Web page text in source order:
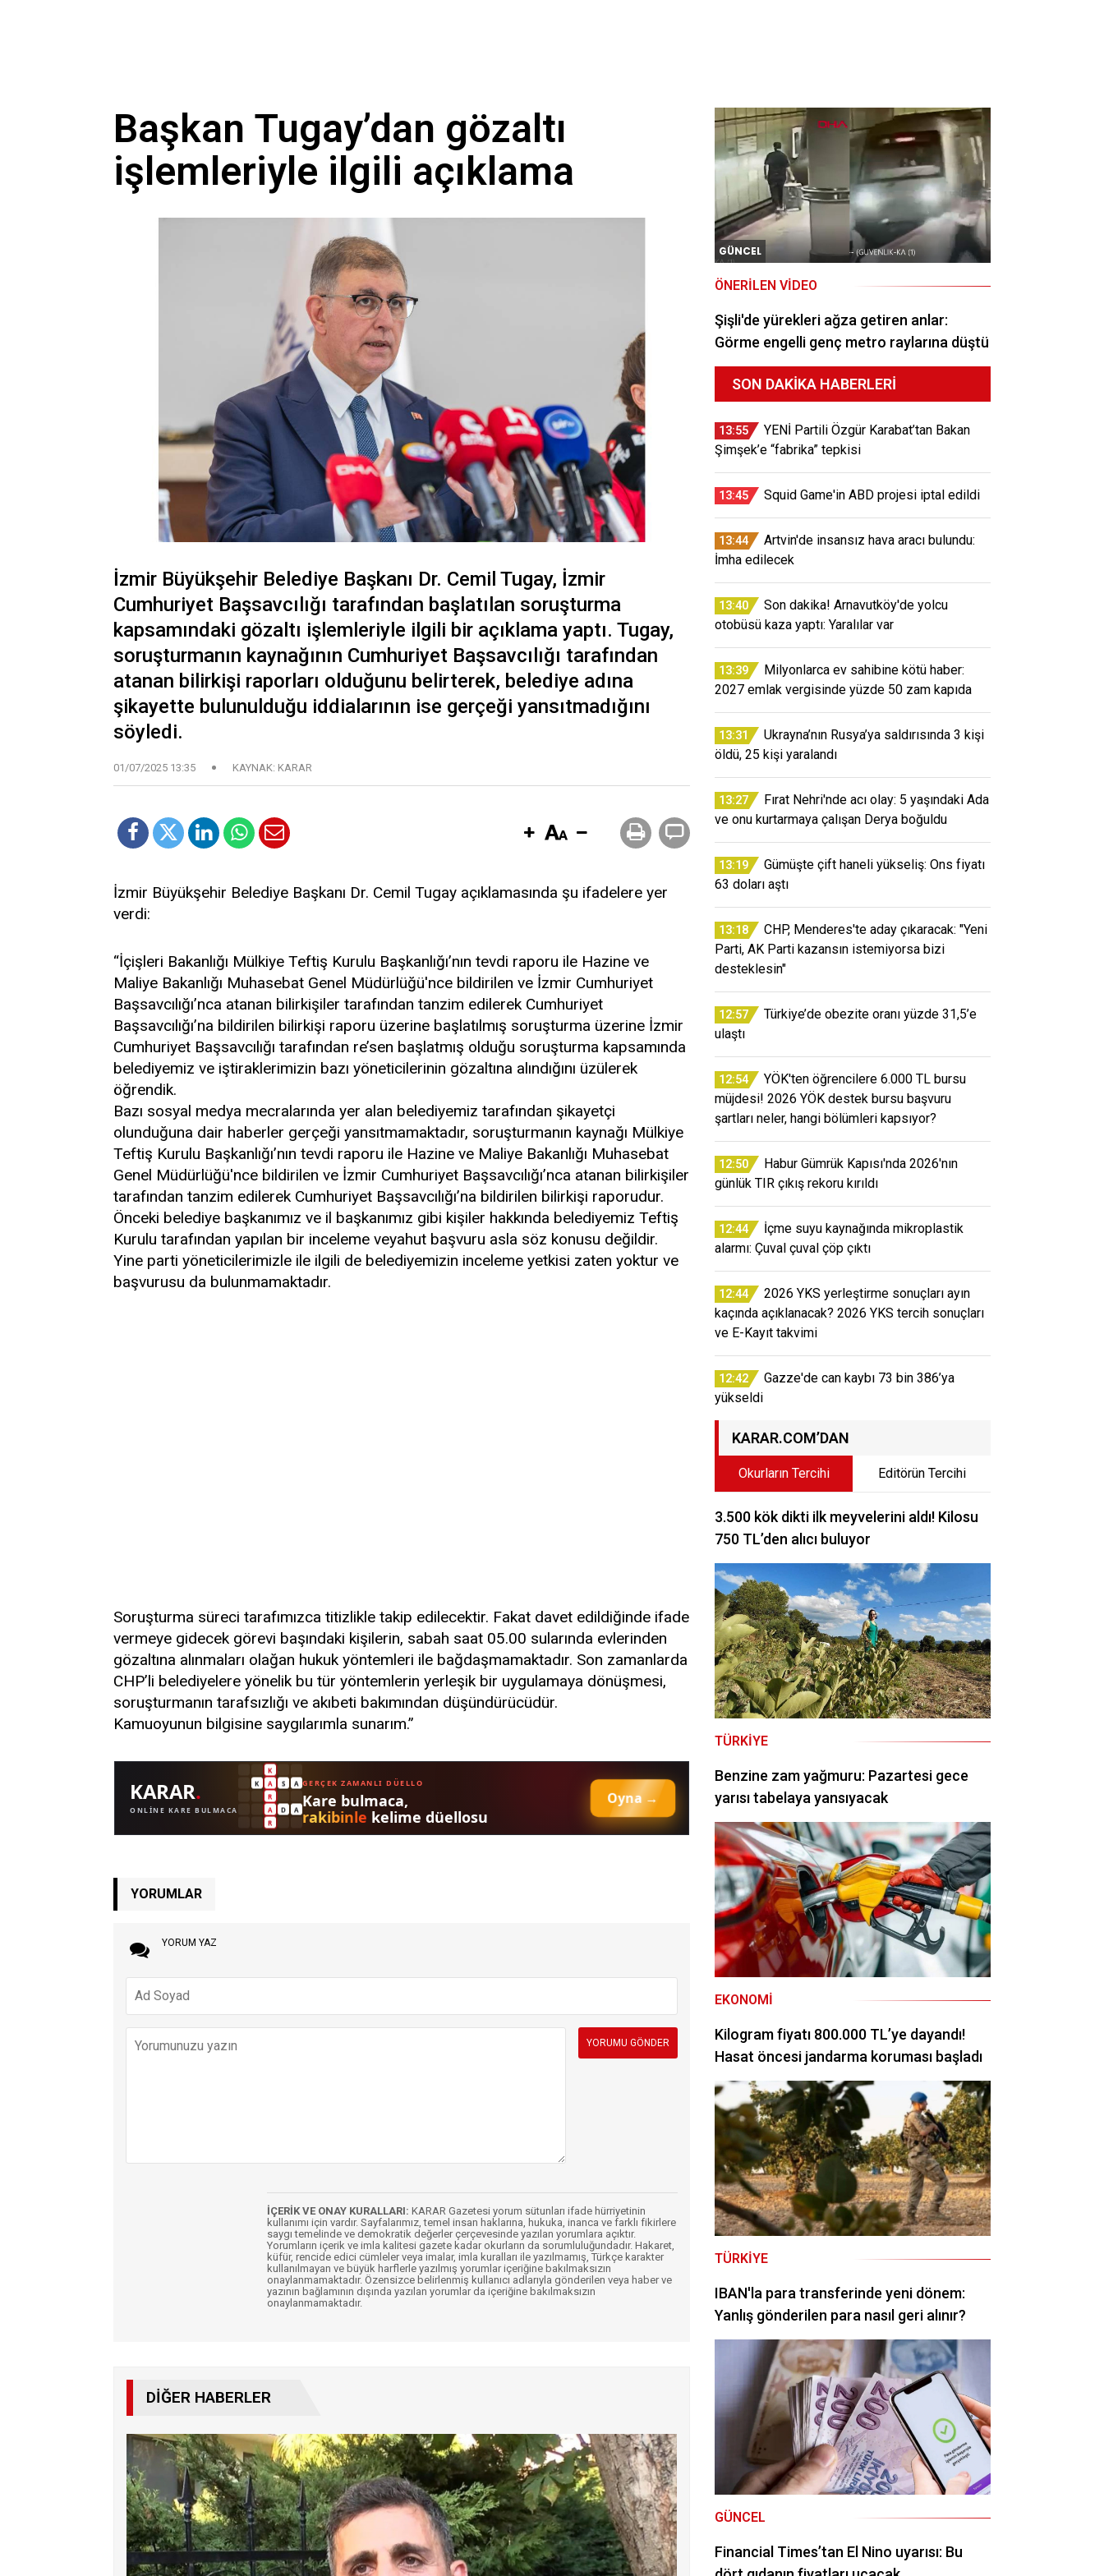
Başkan Tugay’dan gözaltı
işlemleriyle ilgili açıklama
İzmir Büyükşehir Belediye Başkanı Dr. Cemil Tugay, İzmir
Cumhuriyet Başsavcılığı tarafından başlatılan soruşturma
kapsamındaki gözaltı işlemleriyle ilgili bir açıklama yaptı. Tugay,
soruşturmanın kaynağının Cumhuriyet Başsavcılığı tarafından
atanan bilirkişi raporları olduğunu belirterek, belediye adına
şikayette bulunulduğu iddialarının ise gerçeği yansıtmadığını
söyledi.
01/07/2025 13:35 KAYNAK: KARAR
İzmir Büyükşehir Belediye Başkanı Dr. Cemil Tugay açıklamasında şu ifadelere yer
verdi:
“İçişleri Bakanlığı Mülkiye Teftiş Kurulu Başkanlığı’nın tevdi raporu ile Hazine ve
Maliye Bakanlığı Muhasebat Genel Müdürlüğü'nce bildirilen ve İzmir Cumhuriyet
Başsavcılığı’nca atanan bilirkişiler tarafından tanzim edilerek Cumhuriyet
Başsavcılığı’na bildirilen bilirkişi raporu üzerine başlatılmış soruşturma üzerine İzmir
Cumhuriyet Başsavcılığı tarafından re’sen başlatmış olduğu soruşturma kapsamında
belediyemiz ve iştiraklerimizin bazı yöneticilerinin gözaltına alındığını üzülerek
öğrendik.
Bazı sosyal medya mecralarında yer alan belediyemiz tarafından şikayetçi
olunduğuna dair haberler gerçeği yansıtmamaktadır, soruşturmanın kaynağı Mülkiye
Teftiş Kurulu Başkanlığı’nın tevdi raporu ile Hazine ve Maliye Bakanlığı Muhasebat
Genel Müdürlüğü'nce bildirilen ve İzmir Cumhuriyet Başsavcılığı’nca atanan bilirkişiler
tarafından tanzim edilerek Cumhuriyet Başsavcılığı’na bildirilen bilirkişi raporudur.
Önceki belediye başkanımız ve il başkanımız gibi kişiler hakkında belediyemiz Teftiş
Kurulu tarafından yapılan bir inceleme veyahut başvuru asla söz konusu değildir.
Yine parti yöneticilerimizle ile ilgili de belediyemizin inceleme yetkisi zaten yoktur ve
başvurusu da bulunmamaktadır.
Soruşturma süreci tarafımızca titizlikle takip edilecektir. Fakat davet edildiğinde ifade
vermeye gidecek görevi başındaki kişilerin, sabah saat 05.00 sularında evlerinden
gözaltına alınmaları olağan hukuk yöntemleri ile bağdaşmamaktadır. Son zamanlarda
CHP’li belediyelere yönelik bu tür yöntemlerin yerleşik bir uygulamaya dönüşmesi,
soruşturmanın tarafsızlığı ve akıbeti bakımından düşündürücüdür.
Kamuoyunun bilgisine saygılarımla sunarım.”
YORUMLAR
YORUM YAZ
İÇERİK VE ONAY KURALLARI: KARAR Gazetesi yorum sütunları ifade hürriyetinin
kullanımı için vardır. Sayfalarımız, temel insan haklarına, hukuka, inanca ve farklı fikirlere
saygı temelinde ve demokratik değerler çerçevesinde yazılan yorumlara açıktır.
Yorumların içerik ve imla kalitesi gazete kadar okurların da sorumluluğundadır. Hakaret,
küfür, rencide edici cümleler veya imalar, imla kuralları ile yazılmamış, Türkçe karakter
kullanılmayan ve büyük harflerle yazılmış yorumlar içeriğine bakılmaksızın
onaylanmamaktadır. Özensizce belirlenmiş kullanıcı adlarıyla gönderilen veya haber ve
yazının bağlamının dışında yazılan yorumlar da içeriğine bakılmaksızın
onaylanmamaktadır.
DIĞER HABERLER
GÜNCEL
ÖNERILEN VIDEO
Şişli'de yürekleri ağza getiren anlar:
Görme engelli genç metro raylarına düştü
SON DAKIKA HABERLERI
13:55
YENİ Partili Özgür Karabat’tan Bakan
Şimşek’e “fabrika” tepkisi
13:45 Squid Game'in ABD projesi iptal edildi
13:44
Artvin'de insansız hava aracı bulundu:
İmha edilecek
13:40
Son dakika! Arnavutköy'de yolcu
otobüsü kaza yaptı: Yaralılar var
13:39
Milyonlarca ev sahibine kötü haber:
2027 emlak vergisinde yüzde 50 zam kapıda
13:31
Ukrayna’nın Rusya’ya saldırısında 3 kişi
öldü, 25 kişi yaralandı
13:27
Fırat Nehri'nde acı olay: 5 yaşındaki Ada
ve onu kurtarmaya çalışan Derya boğuldu
13:19
Gümüşte çift haneli yükseliş: Ons fiyatı
63 doları aştı
13:18
CHP, Menderes'te aday çıkaracak: "Yeni
Parti, AK Parti kazansın istemiyorsa bizi
desteklesin"
12:57
Türkiye’de obezite oranı yüzde 31,5’e
ulaştı
12:54
YÖK'ten öğrencilere 6.000 TL bursu
müjdesi! 2026 YÖK destek bursu başvuru
şartları neler, hangi bölümleri kapsıyor?
12:50
Habur Gümrük Kapısı'nda 2026'nın
günlük TIR çıkış rekoru kırıldı
12:44
İçme suyu kaynağında mikroplastik
alarmı: Çuval çuval çöp çıktı
12:44
2026 YKS yerleştirme sonuçları ayın
kaçında açıklanacak? 2026 YKS tercih sonuçları
ve E-Kayıt takvimi
12:42
Gazze'de can kaybı 73 bin 386’ya
yükseldi
KARAR.COM’DAN
Okurların Tercihi Editörün Tercihi
3.500 kök dikti ilk meyvelerini aldı! Kilosu
750 TL’den alıcı buluyor
TÜRKIYE
Benzine zam yağmuru: Pazartesi gece
yarısı tabelaya yansıyacak
EKONOMI
Kilogram fiyatı 800.000 TL’ye dayandı!
Hasat öncesi jandarma koruması başladı
TÜRKIYE
IBAN'la para transferinde yeni dönem:
Yanlış gönderilen para nasıl geri alınır?
GÜNCEL
Financial Times’tan El Nino uyarısı: Bu